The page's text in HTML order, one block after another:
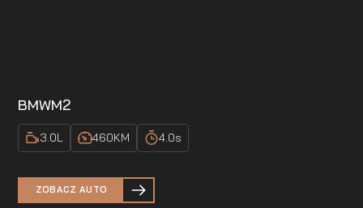
BMWM2
3.0L 460KM 4.0s
ZOBACZ AUTO